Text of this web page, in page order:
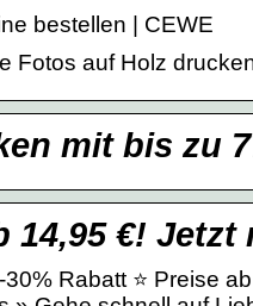
bestellen | CEWE
Fotos auf Holz
mit bis zu
14,95 €! Jetzt
Rabatt ⭐ Preise